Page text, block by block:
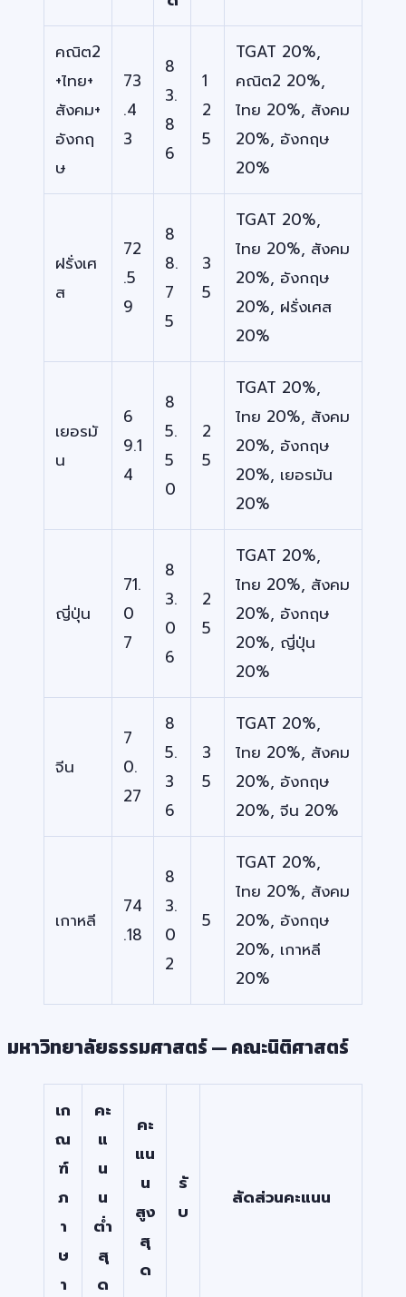
คณิต2
+ไทย+
สังคม+
อังกฤ
ษ
73
.4
3
8
3.
8
6
1
2
5
TGAT 20%,
คณิต2 20%,
ไทย 20%, สังคม
20%, อังกฤษ
20%
ฝรั่งเศ
ส
72
.5
9
8
8.
7
5
3
5
TGAT 20%,
ไทย 20%, สังคม
20%, อังกฤษ
20%, ฝรั่งเศส
20%
เยอรมั
น
6
9.1
4
8
5.
5
0
2
5
TGAT 20%,
ไทย 20%, สังคม
20%, อังกฤษ
20%, เยอรมัน
20%
ญี่ปุ่น
71.
0
7
8
3.
0
6
2
5
TGAT 20%,
ไทย 20%, สังคม
20%, อังกฤษ
20%, ญี่ปุ่น
20%
จีน
7
0.
27
8
5.
3
6
3
5
TGAT 20%,
ไทย 20%, สังคม
20%, อังกฤษ
20%, จีน 20%
เกาหลี
74
.18
8
3.
0
2
5
TGAT 20%,
ไทย 20%, สังคม
20%, อังกฤษ
20%, เกาหลี
20%
มหาวิทยาลัยธรรมศาสตร์ — คณะนิติศาสตร์
เก
ณ
ฑ์
ภ
า
ษ
า
คะ
แ
น
น
ต่ำ
สุ
ด
คะ
แน
น
สูง
สุ
ด
รั
บ
สัดส่วนคะแนน